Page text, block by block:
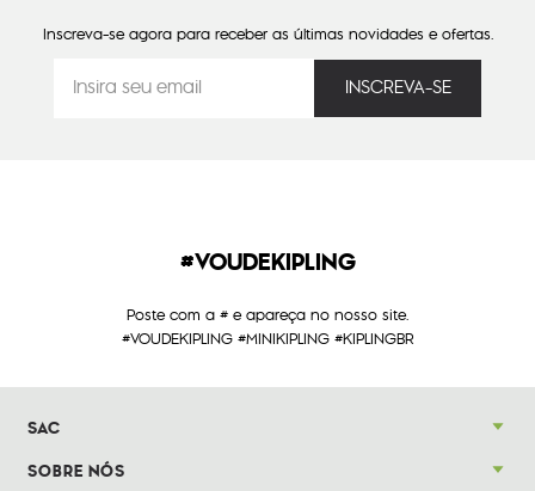
Inscreva-se agora para receber as últimas novidades e ofertas.
#VOUDEKIPLING
Poste com a # e apareça no nosso site.
#VOUDEKIPLING #MINIKIPLING #KIPLINGBR
SAC
SOBRE NÓS